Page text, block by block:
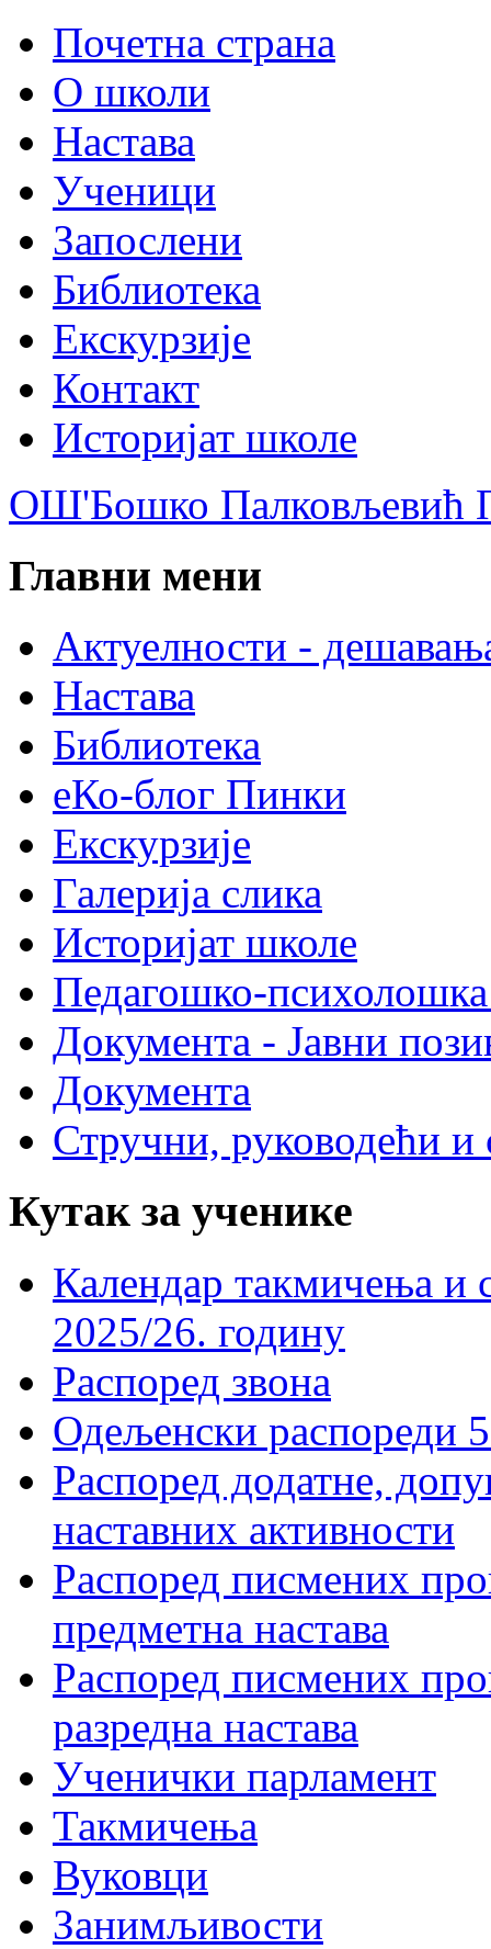
Почетна страна
О школи
Настава
Ученици
Запослени
Библиотека
Екскурзије
Контакт
Историјат школе
ОШ'Бошко Палковљевић
Главни мени
Актуелности -
Настава
Библиотека
еКо-блог Пинки
Екскурзије
Галерија слика
Историјат школе
Педагошко-психолошка
Документа - Јавни
Документа
Стручни, руководећи и
Кутак за ученике
Календар такмичења
2025/26. годину
Распоред звона
Одељенски распореди
Распоред додатне,
наставних активности
Распоред писмених
предметна настава
Распоред писмених
разредна настава
Ученички парламент
Такмичења
Вуковци
Занимљивости